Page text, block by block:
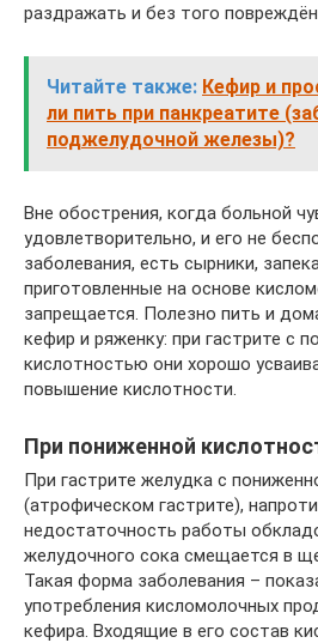
раздражать и без того
Читайте также: Кефир и
ли пить при панкреатите
поджелудочной железы)?
Вне обострения, когда больной
удовлетворительно, и его не
заболевания, есть сырники,
приготовленные на основе
запрещается. Полезно пить и
кефир и ряженку: при гастрите с
кислотностью они хорошо
повышение кислотности.
При пониженной
При гастрите желудка с
(атрофическом гастрите),
недостаточность работы
желудочного сока смещается в
Такая форма заболевания –
употребления кисломолочных
кефира. Входящие в его состав